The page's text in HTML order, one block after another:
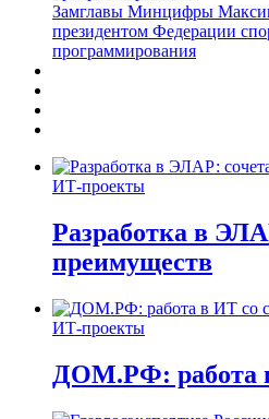
Замглавы Минцифры
президентом Федерации
программирования
ИТ-проекты
Разработка в
преимуществ
ИТ-проекты
ДОМ.РФ: работа